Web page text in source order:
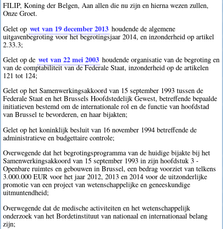
FILIP, Koning der Belgen, Aan allen die nu zijn en hierna wezen zullen,
Onze Groet.
Gelet op wet van 19 december 2013 houdende de algemene
uitgavenbegroting voor het begrotingsjaar 2014, en inzonderheid op artikel
2.33.3;
Gelet op de wet van 22 mei 2003 houdende organisatie van de begroting en
van de comptabiliteit van de Federale Staat, inzonderheid op de artikelen
121 tot 124;
Gelet op het Samenwerkingsakkoord van 15 september 1993 tussen de
Federale Staat en het Brussels Hoofdstedelijk Gewest, betreffende bepaalde
initiatieven bestemd om de internationale rol en de functie van hoofdstad
van Brussel te bevorderen, en haar bijakten;
Gelet op het koninklijk besluit van 16 november 1994 betreffende de
administratieve en budgettaire controle;
Overwegende dat het begrotingsprogramma van de huidige bijakte bij het
Samenwerkingsakkoord van 15 september 1993 in zijn hoofdstuk 3 -
Openbare ruimtes en gebouwen in Brussel, een bedrag voorziet van telkens
3.000.000 EUR voor het jaar 2012, 2013 en 2014 voor de uitzonderlijke
promotie van een project van wetenschappelijke en geneeskundige
uitmuntendheid;
Overwegende dat de medische activiteiten en het wetenschappelijk
onderzoek van het Bordetinstituut van nationaal en internationaal belang
zijn;